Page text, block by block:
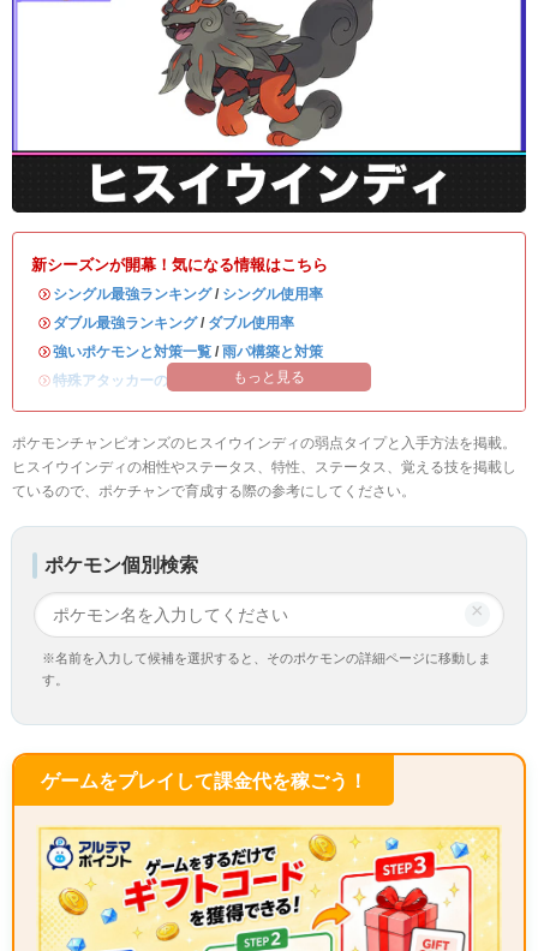
新シーズンが開幕！気になる情報はこちら
・ シングル最強ランキング/ シングル使用率
・ ダブル最強ランキング/ ダブル使用率
・強いポケモンと対策一覧 / 雨パ構築と対策
・特殊アタッカーのおすすめランキング
もっと見る
ポケモンチャンピオンズのヒスイウインディの弱点タイプと入手方法を掲載。
ヒスイウインディの相性やステータス、特性、ステータス、覚える技を掲載し
ているので、ポケチャンで育成する際の参考にしてください。
ポケモン個別検索
×
※名前を入力して候補を選択すると、そのポケモンの詳細ページに移動しま
す。
ゲームをプレイして課金代を稼ごう！